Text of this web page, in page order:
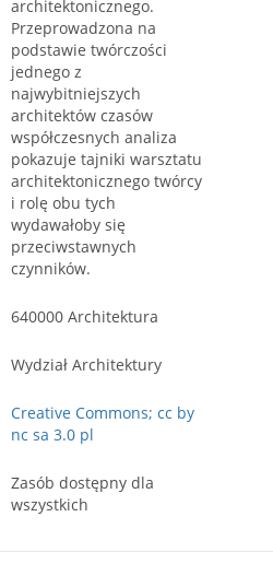
architektonicznego.
Przeprowadzona na
podstawie twórczości
jednego z
najwybitniejszych
architektów czasów
współczesnych analiza
pokazuje tajniki warsztatu
architektonicznego twórcy
i rolę obu tych
wydawałoby się
przeciwstawnych
czynników.
640000 Architektura
Wydział Architektury
Creative Commons; cc by
nc sa 3.0 pl
Zasób dostępny dla
wszystkich